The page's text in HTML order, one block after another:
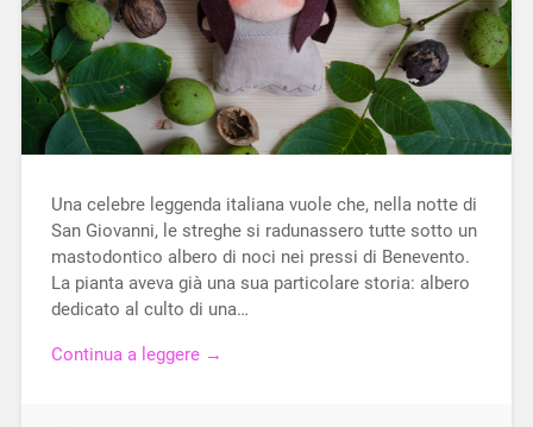
Una celebre leggenda italiana vuole che, nella notte di
San Giovanni, le streghe si radunassero tutte sotto un
mastodontico albero di noci nei pressi di Benevento.
La pianta aveva già una sua particolare storia: albero
dedicato al culto di una…
Continua a leggere →